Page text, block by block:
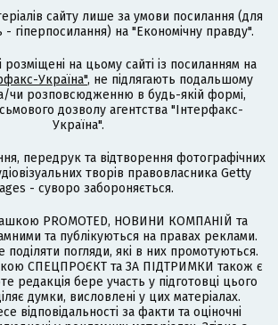
сайту лише за умови посилання (для
- гіперпосилання) на "Економічну правду".
розміщені на цьому сайті із посиланням на
Україна", не підлягають подальшому
чи розповсюдженню в будь-якій формі,
дозволу агентства "Інтерфакс-
Україна".
передрук та відтворення фотографічних
творів правовласника Getty
- суворо забороняється.
PROMOTED, НОВИНИ КОМПАНІЙ та
та публікуються на правах реклами.
погляди, які в них промотуються.
СПЕЦПРОЄКТ та ЗА ПІДТРИМКИ також є
редакція бере участь у підготовці цього
думки, висловлені у цих матеріалах.
відповідальності за факти та оціночні